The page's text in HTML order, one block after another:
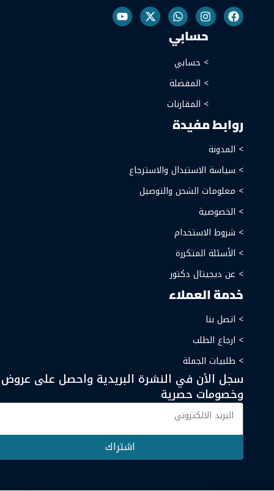
حسابي
> حسابي
> المفضلة
> المقارنات
روابط مفيدة
> المدونة
> سياسة الاستبدال والاسترجاع
> معلومات الشحن والتوصيل
> الخصوصية
> شروط الاستخدام
> الأسئلة المتكررة
> عن ديجيتال دكتور
خدمة العملاء
> اتصل بنا
> ارجاع الطلب
> طلبيات الجملة
سجل الأن في النشرة البريدية واحصل على عروض
وخصومات حصرية
اشتراك